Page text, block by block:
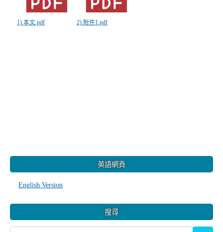
1) 本文.pdf 2) 附件1.pdf
英語網頁
English Version
搜尋